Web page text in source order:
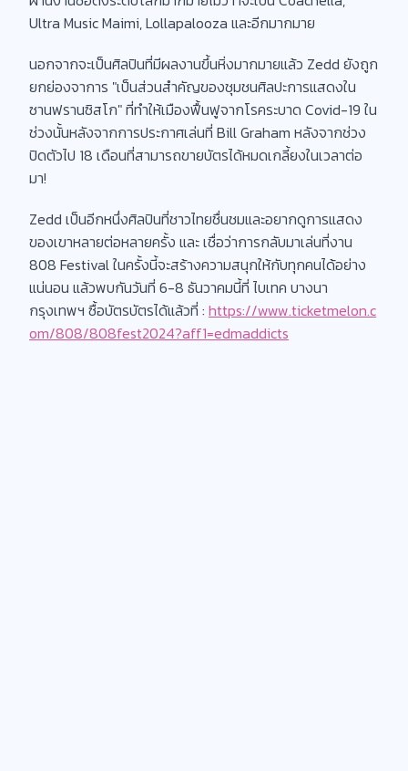
Ultra Music Maimi, Lollapalooza และอีกมากมาย
นอกจากจะเป็นศิลปินที่มีผลงานขึ้นหิ่งมากมายแล้ว Zedd ยังถูก
ยกย่องจาการ "เป็นส่วนสำคัญของชุมชนศิลปะการแสดงใน
ซานฟรานซิสโก" ที่ทำให้เมืองฟื้นฟูจากโรคระบาด Covid-19 ใน
ช่วงนั้นหลังจากการประกาศเล่นที่ Bill Graham หลังจากช่วง
ปิดตัวไป 18 เดือนที่สามารถขายบัตรได้หมดเกลี้ยงในเวลาต่อ
มา!
Zedd เป็นอีกหนึ่งศิลปินที่ชาวไทยชื่นชมและอยากดูการแสดง
ของเขาหลายต่อหลายครั้ง และ เชื่อว่าการกลับมาเล่นที่งาน
808 Festival ในครั้งนี้จะสร้างความสนุกให้กับทุกคนได้อย่าง
แน่นอน แล้วพบกันวันที่ 6-8 ธันวาคมนี้ที่ ไบเทค บางนา
กรุงเทพฯ ซื้อบัตรบัตรได้แล้วที่ : https://www.ticketmelon.c
om/808/808fest2024?aff1=edmaddicts